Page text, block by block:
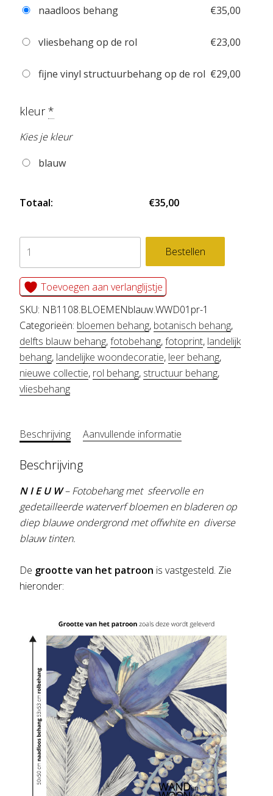
naadloos behang
€35,00
vliesbehang op de rol €23,00
fijne vinyl structuurbehang op de rol €29,00
kleur*
Kies je kleur
blauw
Totaal: €35,00
fotobehang
BLOEMEN
blauw
aantal
Bestellen
Toevoegen aan verlanglijstje
SKU: NB1108.BLOEMENblauw.WWD01pr-1
Categorieën: bloemen behang, botanisch behang,
delfts blauw behang,fotobehang,fotoprint, landelijk
behang, landelijke woondecoratie, leer behang,
nieuwe collectie, rol behang, structuur behang,
vliesbehang
Beschrijving Aanvullende informatie
Beschrijving
N I E U W– Fotobehang met sfeervolle en
gedetailleerde waterverf bloemen en bladeren op
diep blauwe ondergrond met offwhite en diverse
blauw tinten.
De grootte van het patroon is vastgesteld. Zie
hieronder: